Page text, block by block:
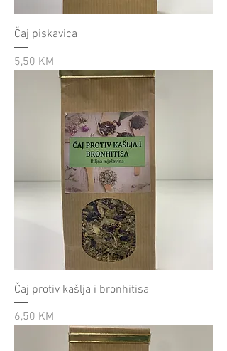
Čaj piskavica
Cijena
5,50 KM
Čaj protiv kašlja i bronhitisa
Cijena
6,50 KM